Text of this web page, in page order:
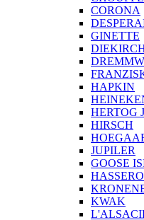
CORONA
GINETTE
HAPKIN
HERTOG
HIRSCH
JUPILER
GOOSE
KWAK